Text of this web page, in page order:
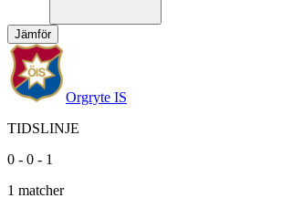
Jämför
Orgryte IS
TIDSLINJE
0 - 0 - 1
1 matcher